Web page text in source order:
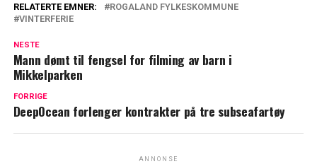
RELATERTE EMNER:
ROGALAND FYLKESKOMMUNE
VINTERFERIE
NESTE
Mann dømt til fengsel for filming av barn i
Mikkelparken
FORRIGE
DeepOcean forlenger kontrakter på tre subseafartøy
ANNONSE